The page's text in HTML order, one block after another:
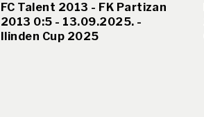
FC Talent 2013 - FK Partizan
2013 0:5 - 13.09.2025. -
Ilinden Cup 2025